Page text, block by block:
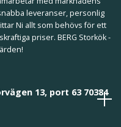
leveranser, personlig
Ni allt som behövs för ett
priser. BERG Storkök -
13, port 63 70384